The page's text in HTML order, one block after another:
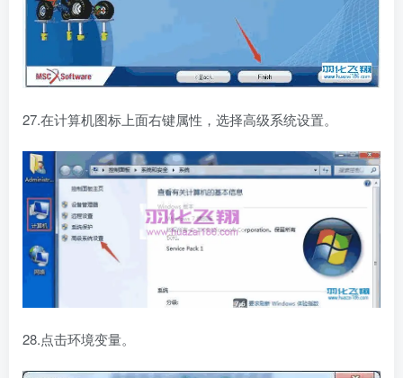
27.在计算机图标上面右键属性，选择高级系统设置。
28.点击环境变量。